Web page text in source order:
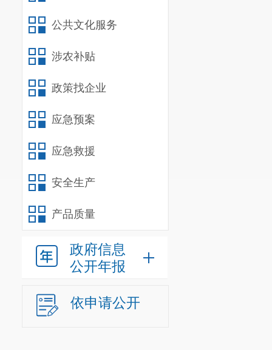
公共文化服务
涉农补贴
政策找企业
应急预案
应急救援
安全生产
产品质量
政府信息
公开年报
依申请公开